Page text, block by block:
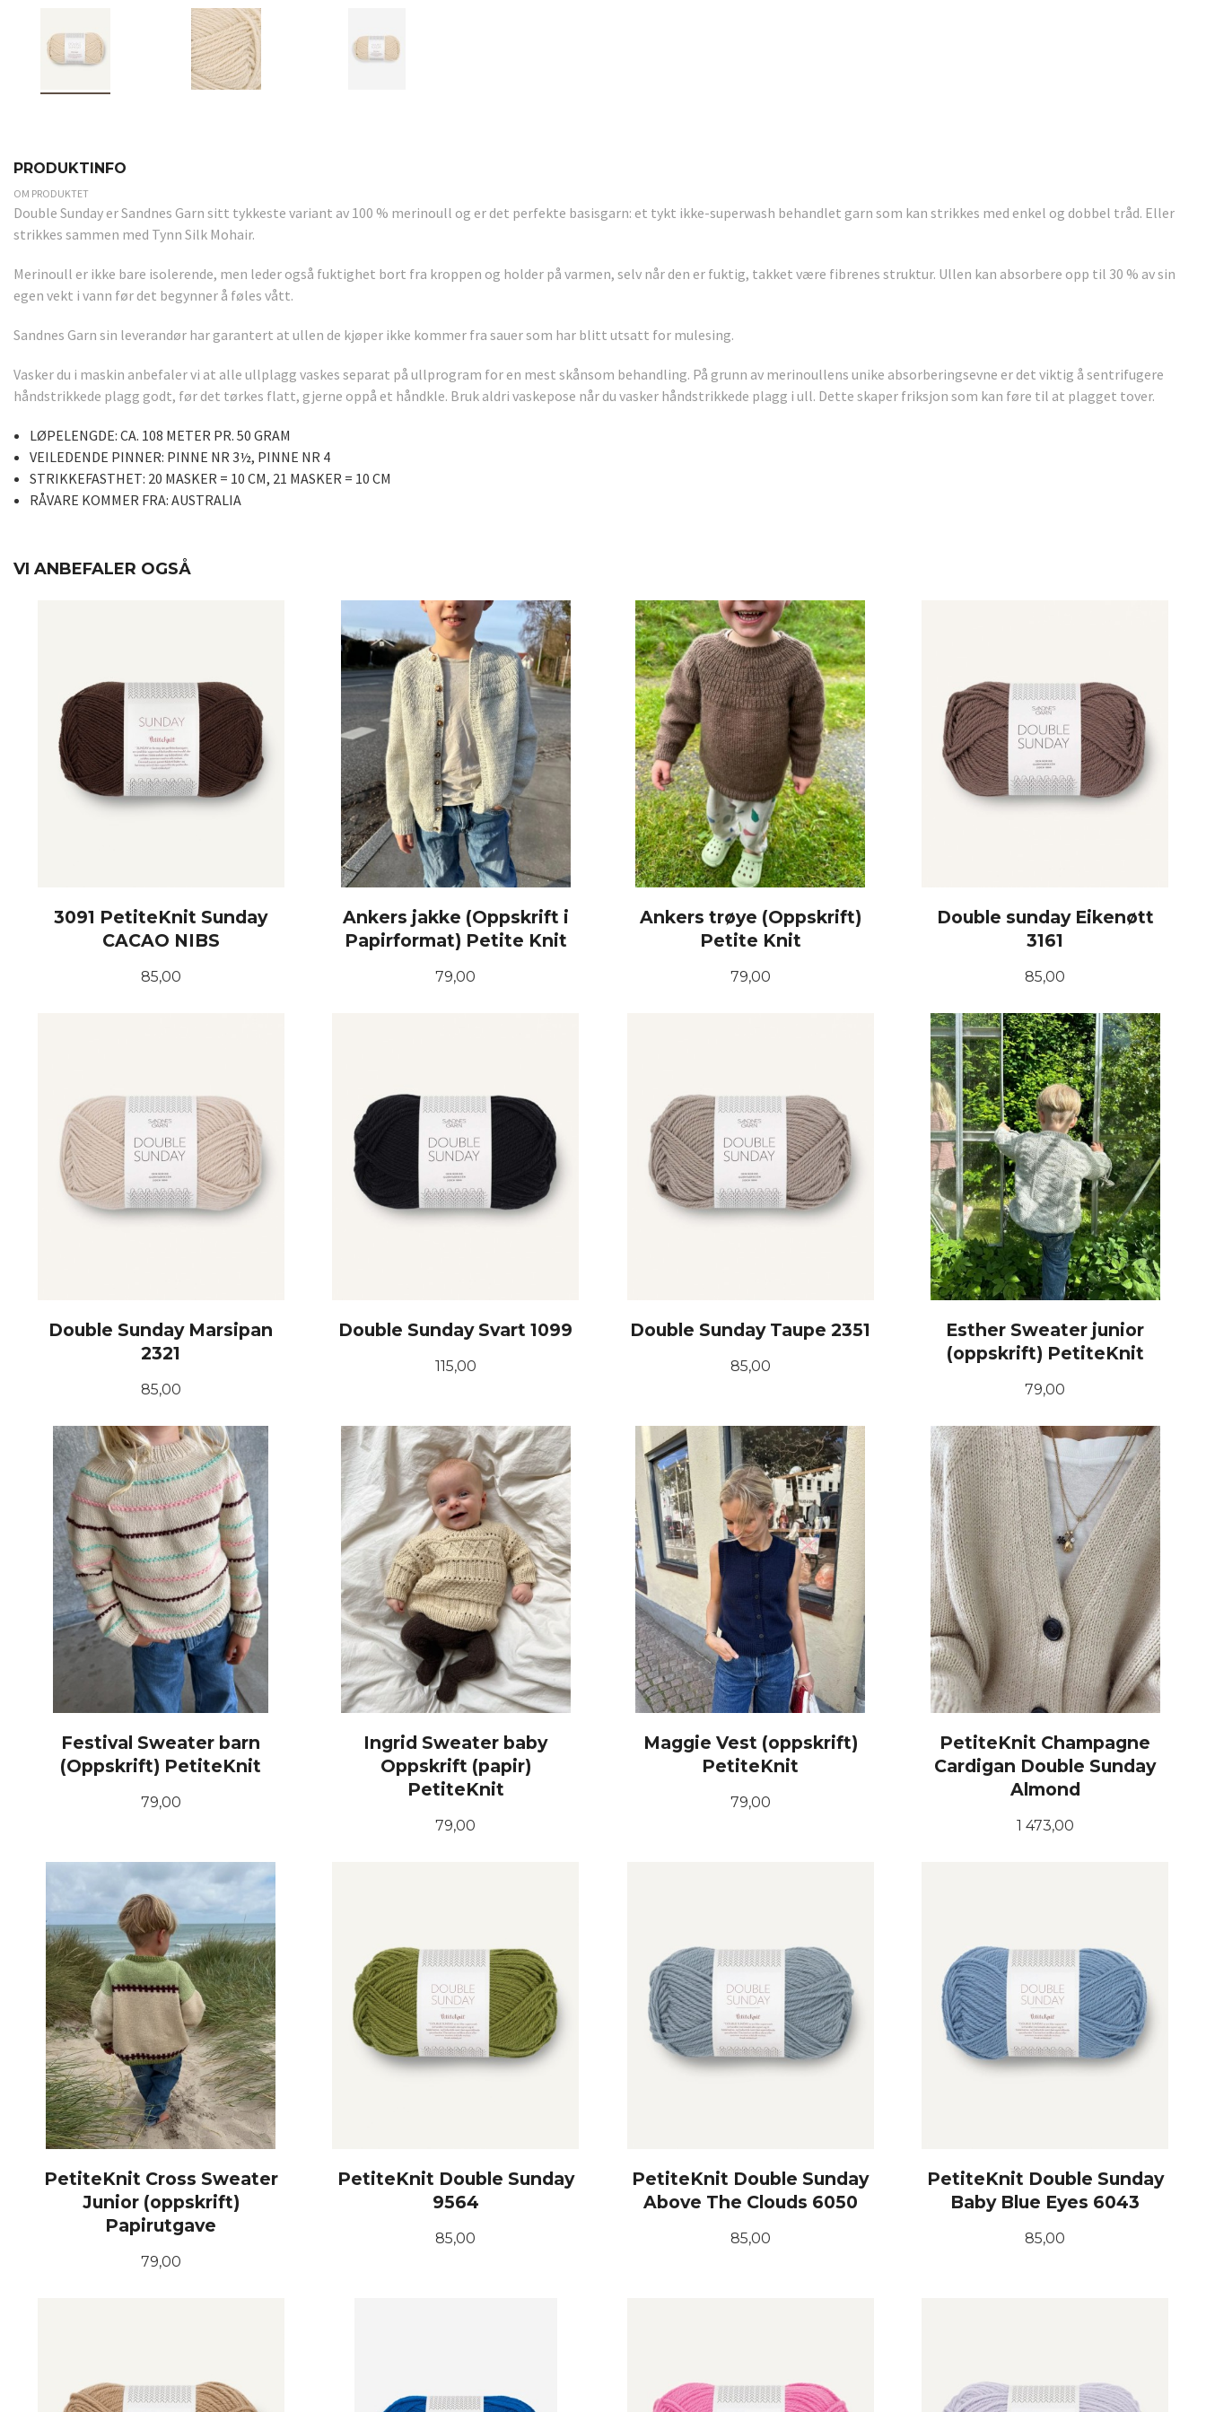
PRODUKTINFO
OM PRODUKTET
Double Sunday er Sandnes Garn sitt tykkeste variant av 100 % merinoull og er det perfekte basisgarn: et tykt ikke-superwash behandlet garn som kan strikkes med enkel og dobbel tråd. Eller
strikkes sammen med Tynn Silk Mohair.
Merinoull er ikke bare isolerende, men leder også fuktighet bort fra kroppen og holder på varmen, selv når den er fuktig, takket være fibrenes struktur. Ullen kan absorbere opp til 30 % av sin
egen vekt i vann før det begynner å føles vått.
Sandnes Garn sin leverandør har garantert at ullen de kjøper ikke kommer fra sauer som har blitt utsatt for mulesing.
Vasker du i maskin anbefaler vi at alle ullplagg vaskes separat på ullprogram for en mest skånsom behandling. På grunn av merinoullens unike absorberingsevne er det viktig å sentrifugere
håndstrikkede plagg godt, før det tørkes flatt, gjerne oppå et håndkle. Bruk aldri vaskepose når du vasker håndstrikkede plagg i ull. Dette skaper friksjon som kan føre til at plagget tover.
LØPELENGDE: CA. 108 METER PR. 50 GRAM
VEILEDENDE PINNER: PINNE NR 3½, PINNE NR 4
STRIKKEFASTHET: 20 MASKER = 10 CM, 21 MASKER = 10 CM
RÅVARE KOMMER FRA: AUSTRALIA
VI ANBEFALER OGSÅ
3091 PetiteKnit Sunday
CACAO NIBS
Pris
85,00
Ankers jakke (Oppskrift i
Papirformat) Petite Knit
Pris
79,00
Ankers trøye (Oppskrift)
Petite Knit
Pris
79,00
Double sunday Eikenøtt
3161
Pris
85,00
KJØP
Double Sunday Marsipan
2321
Pris
85,00
KJØP
Double Sunday Svart 1099
Pris
115,00
KJØP
Double Sunday Taupe 2351
Pris
85,00
KJØP
Esther Sweater junior
(oppskrift) PetiteKnit
Pris
79,00
KJØP
Festival Sweater barn
(Oppskrift) PetiteKnit
Pris
79,00
Ingrid Sweater baby
Oppskrift (papir)
PetiteKnit
Pris
79,00
Maggie Vest (oppskrift)
PetiteKnit
Pris
79,00
PetiteKnit Champagne
Cardigan Double Sunday
Almond
Pris
1 473,00
PetiteKnit Cross Sweater
Junior (oppskrift)
Papirutgave
Pris
79,00
PetiteKnit Double Sunday
9564
Pris
85,00
PetiteKnit Double Sunday
Above The Clouds 6050
Pris
85,00
PetiteKnit Double Sunday
Baby Blue Eyes 6043
Pris
85,00